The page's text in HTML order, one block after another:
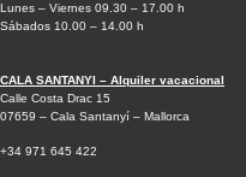
Lunes – Viernes 09.30 – 17.00 h
Sábados 10.00 – 14.00 h
CALA SANTANYI – Alquiler vacacional
Calle Costa Drac 15
07659 – Cala Santanyí – Mallorca
+34 971 645 422